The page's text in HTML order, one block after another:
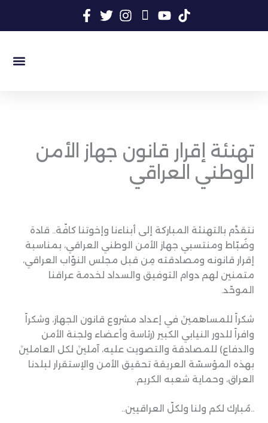
تهنئة إقرار قانون جهاز الأمن
الوطني العراقي
نتقدَّم بالتهنئة المباركة إلى أبناءنا وإخوتنا كافّة.. قادة
وضُبّاط ومنتسبي جهاز الأمن الوطني العراقي، بمناسبة
إقرار قانونه ومصادقته مِن قبل مجلس النوّاب العراقي،
متمنين لهم دوام التوفيق والسداد لخدمة عراقنا
الموحّد.
شكراً للمساهمينَ في إعداد مشروع قانون الجهاز، وشكراً
وافراً للدور النيابي الكبير (رئاسة وأعضاء ولجنة الأمن
والدفاع) للمصادقة والتصويت عليه، آملينَ لكل العاملينَ
بهذه المؤسسّة العريقة تحقيق الأمن والإستقرار لبلدنا
العراق، وحماية شعبه الكريم.
..مُبارك لكم ولنا ولكلّ العراقيين..